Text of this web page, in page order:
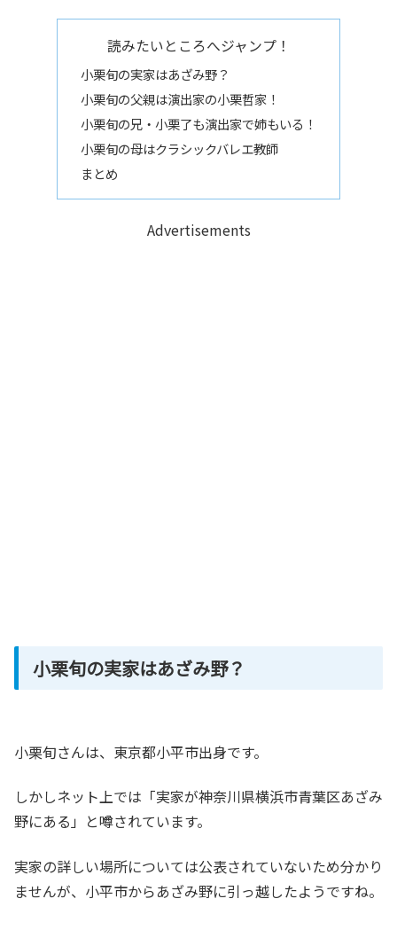
読みたいところへジャンプ！
小栗旬の実家はあざみ野？
小栗旬の父親は演出家の小栗哲家！
小栗旬の兄・小栗了も演出家で姉もいる！
小栗旬の母はクラシックバレエ教師
まとめ
Advertisements
小栗旬の実家はあざみ野？
小栗旬さんは、東京都小平市出身です。
しかしネット上では「実家が神奈川県横浜市青葉区あざみ
野にある」と噂されています。
実家の詳しい場所については公表されていないため分かり
ませんが、小平市からあざみ野に引っ越したようですね。